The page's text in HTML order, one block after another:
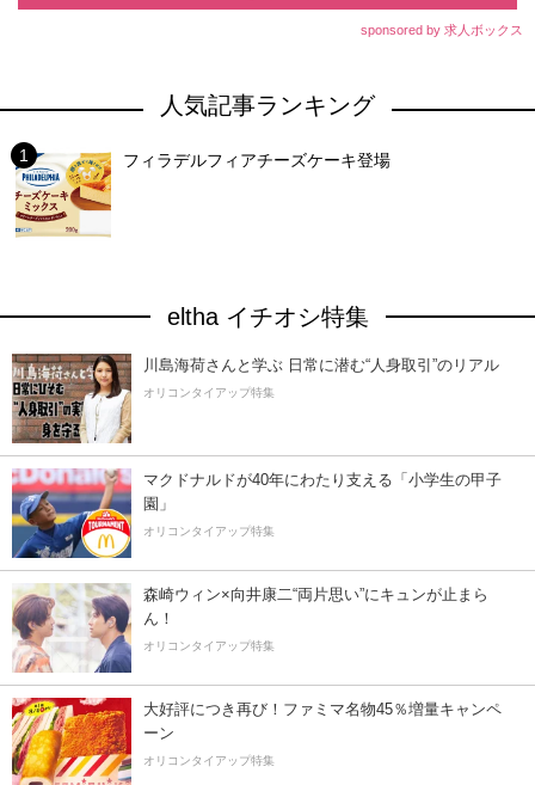
sponsored by 求人ボックス
人気記事ランキング
フィラデルフィアチーズケーキ登場
eltha イチオシ特集
川島海荷さんと学ぶ 日常に潜む“人身取引”のリアル
オリコンタイアップ特集
マクドナルドが40年にわたり支える「小学生の甲子
園」
オリコンタイアップ特集
森崎ウィン×向井康二“両片思い”にキュンが止まら
ん！
オリコンタイアップ特集
大好評につき再び！ファミマ名物45％増量キャンペ
ーン
オリコンタイアップ特集